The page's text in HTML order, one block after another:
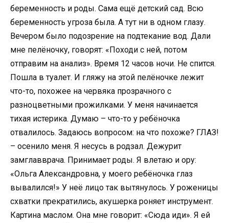
беременность и роды. Сама ещё детский сад. Всю
беременность угроза была. А тут ни в одном глазу.
Вечером было подозрение на подтекание вод. Дали
мне пелёночку, говорят: «Походи с ней, потом
отправим на анализ». Время 12 часов ночи. Не спится.
Пошла в туалет. И гляжу на этой пелёночке лежит
что-то, похожее на червяка прозрачного с
разноцветными прожилками. У меня начинается
тихая истерика. Думаю – что-то у ребёночка
отвалилось. Задаюсь вопросом: на что похоже? ГЛАЗ!
– осенило меня. Я несусь в родзал. Дежурит
замглавврача. Принимает роды. Я влетаю и ору:
«Ольга Александровна, у моего ребёночка глаз
вывалился!» У неё лицо так вытянулось. У роженицы
схватки прекратились, акушерка роняет инструмент.
Картина маслом. Она мне говорит: «Сюда иди». Я ей